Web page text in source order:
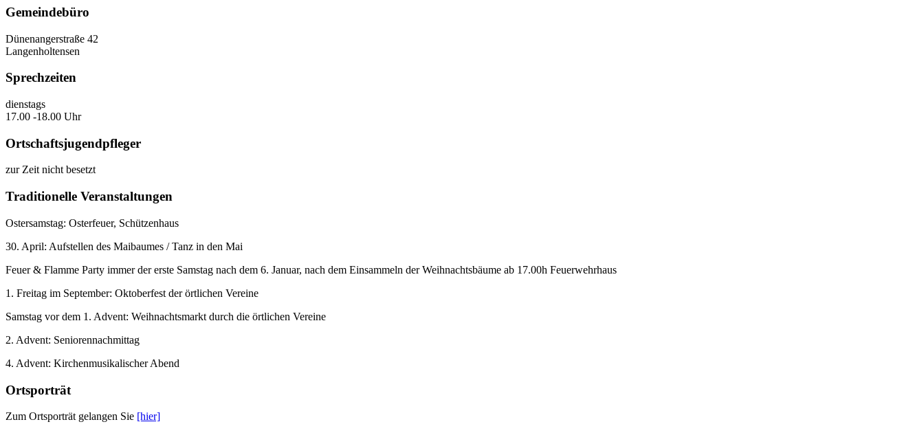
Gemeindebüro
Dünenangerstraße 42
Langenholtensen
Sprechzeiten
dienstags
17.00 -18.00 Uhr
Ortschaftsjugendpfleger
zur Zeit nicht besetzt
Traditionelle Veranstaltungen
Ostersamstag: Osterfeuer, Schützenhaus
30. April: Aufstellen des Maibaumes / Tanz in den Mai
Feuer & Flamme Party immer der erste Samstag nach dem 6. Januar, nach dem Einsammeln der Weihnachtsbäume ab 17.00h Feuerwehrhaus
1. Freitag im September: Oktoberfest der örtlichen Vereine
Samstag vor dem 1. Advent: Weihnachtsmarkt durch die örtlichen Vereine
2. Advent: Seniorennachmittag
4. Advent: Kirchenmusikalischer Abend
Ortsporträt
Zum Ortsporträt gelangen Sie [hier]